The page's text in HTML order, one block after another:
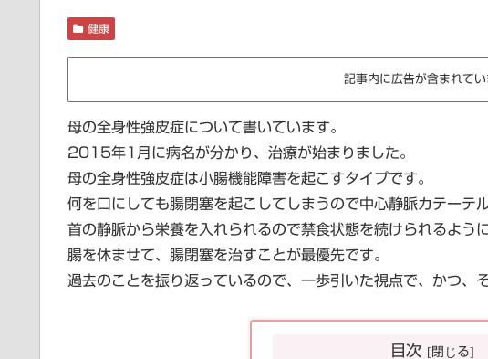
健康
記事内に広告が含まれてい
母の全身性強皮症について書いています。
2015年1月に病名が分かり、治療が始まりました。
母の全身性強皮症は小腸機能障害を起こすタイプです。
何を口にしても腸閉塞を起こしてしまうので中心静脈カテーテ
首の静脈から栄養を入れられるので禁食状態を続けられるよう
腸を休ませて、腸閉塞を治すことが最優先です。
過去のことを振り返っているので、一歩引いた視点で、かつ、
目次